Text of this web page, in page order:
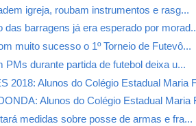
igreja, roubam instrumentos e rasg...
das barragens já era esperado por
muito sucesso o 1º Torneio de Futevô...
PMs durante partida de futebol deixa u...
2018: Alunos do Colégio Estadual Maria
Alunos do Colégio Estadual Maria
medidas sobre posse de armas e fra...